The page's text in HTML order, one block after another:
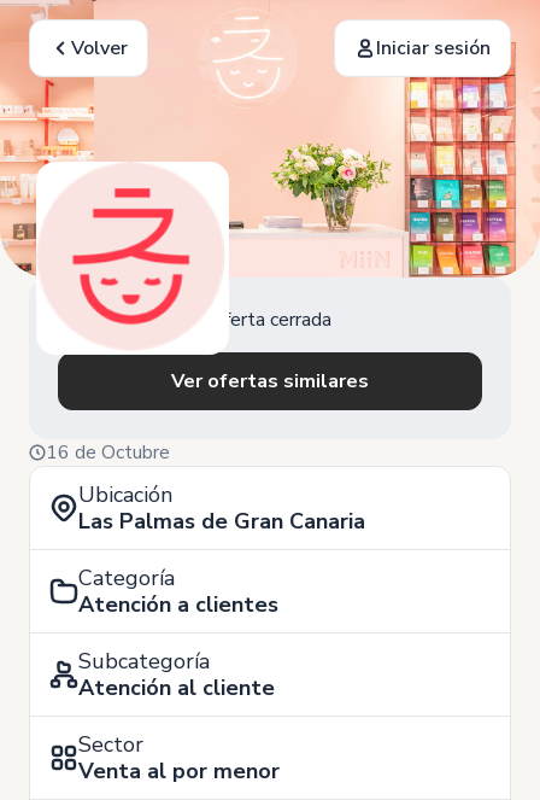
Volver Iniciar sesión
Oferta cerrada
Ver ofertas similares
16 de Octubre
Ubicación
Las Palmas de Gran Canaria
Categoría
Atención a clientes
Subcategoría
Atención al cliente
Sector
Venta al por menor